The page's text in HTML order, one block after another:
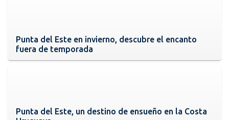
Punta del Este en invierno, descubre el encanto
fuera de temporada
Punta del Este, un destino de ensueño en la Costa